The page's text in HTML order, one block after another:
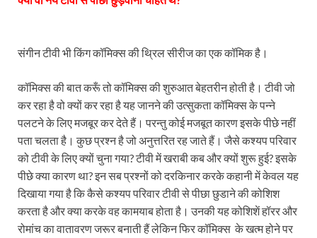
संगीन टीवी भी किंग कॉमिक्स की थ्रिल सीरीज का एक कॉमिक है।
कॉमिक्स की बात करूँ तो कॉमिक्स की शुरुआत बेहतरीन होती है। टीवी जो
कर रहा है वो क्यों कर रहा है यह जानने की उत्सुकता कॉमिक्स के पन्ने
पलटने के लिए मजबूर कर देते हैं। परन्तु कोई मजबूत कारण इसके पीछे नहीं
पता चलता है। कुछ प्रश्न है जो अनुत्तरित रह जाते हैं। जैसे कश्यप परिवार
को टीवी के लिए क्यों चुना गया? टीवी में खराबी कब और क्यों शुरू हुई? इसके
पीछे क्या कारण था? इन सब प्रश्नों को दरकिनार करके कहानी में केवल यह
दिखाया गया है कि कैसे कश्यप परिवार टीवी से पीछा छुडाने की कोशिश
करता है और क्या करके वह कामयाब होता है। उनकी यह कोशिशें हॉरर और
रोमांच का वातावरण जरूर बनाती हैं लेकिन फिर कॉमिक्स के खत्म होने पर